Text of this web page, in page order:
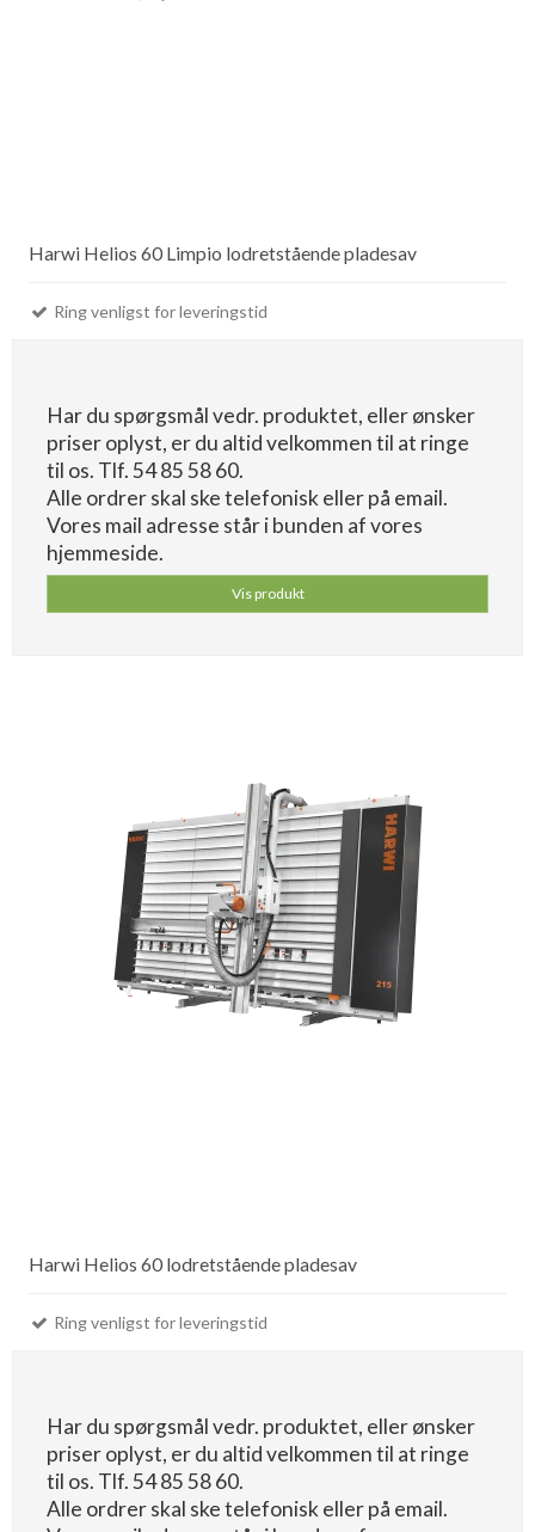
Harwi Helios 60 Limpio lodretstående pladesav
Ring venligst for leveringstid
Har du spørgsmål vedr. produktet, eller ønsker
priser oplyst, er du altid velkommen til at ringe
til os. Tlf. 54 85 58 60.
Alle ordrer skal ske telefonisk eller på email.
Vores mail adresse står i bunden af vores
hjemmeside.
Vis produkt
Harwi Helios 60 lodretstående pladesav
Ring venligst for leveringstid
Har du spørgsmål vedr. produktet, eller ønsker
priser oplyst, er du altid velkommen til at ringe
til os. Tlf. 54 85 58 60.
Alle ordrer skal ske telefonisk eller på email.